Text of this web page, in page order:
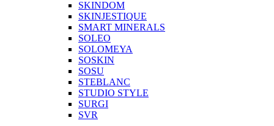
SKINDOM
SKINJESTIQUE
SMART MINERALS
SOLEO
SOLOMEYA
SOSKIN
SOSU
STEBLANC
STUDIO STYLE
SURGI
SVR